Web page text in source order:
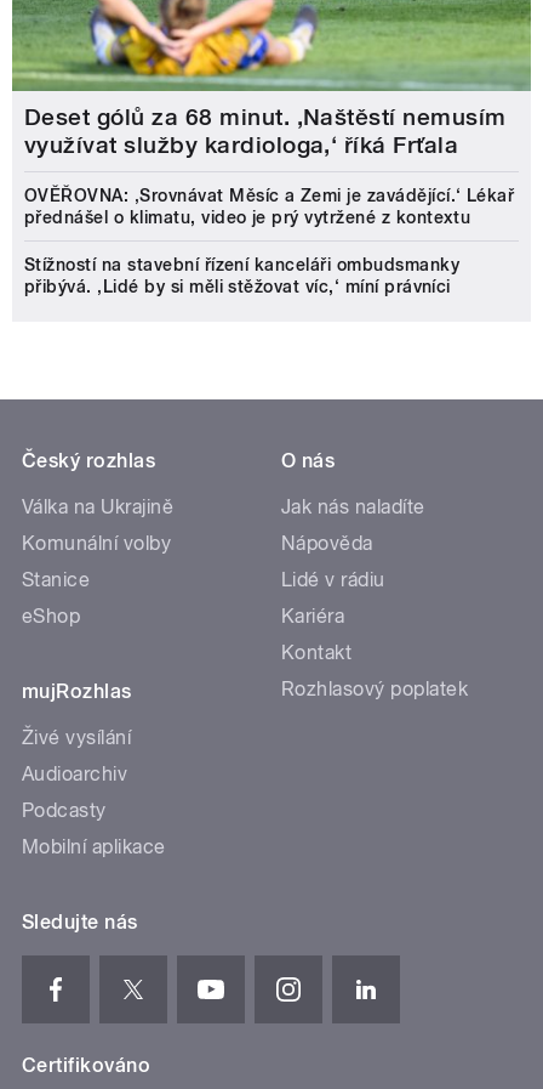
Deset gólů za 68 minut. ,Naštěstí nemusím
využívat služby kardiologa,‘ říká Frťala
OVĚŘOVNA: ‚Srovnávat Měsíc a Zemi je zavádějící.‘ Lékař
přednášel o klimatu, video je prý vytržené z kontextu
Stížností na stavební řízení kanceláři ombudsmanky
přibývá. ‚Lidé by si měli stěžovat víc,‘ míní právníci
Český rozhlas
Válka na Ukrajině
Komunální volby
Stanice
eShop
mujRozhlas
Živé vysílání
Audioarchiv
Podcasty
Mobilní aplikace
O nás
Jak nás naladíte
Nápověda
Lidé v rádiu
Kariéra
Kontakt
Rozhlasový poplatek
Sledujte nás
Certifikováno